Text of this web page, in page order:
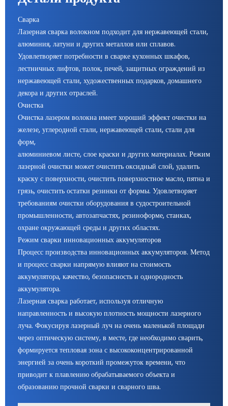
Сварка
Лазерная сварка волокном подходит для нержавеющей стали,
алюминия, латуни и других металлов или сплавов.
Удовлетворяет потребности в сварке кухонных шкафов,
лестничных лифтов, полок, печей, защитных ограждений из
нержавеющей стали, художественных подарков, домашнего
декора и других отраслей.
Очистка
Очистка лазером волокна имеет хороший эффект очистки на
железе, углеродной стали, нержавеющей стали, стали для
форм,
алюминиевом листе, слое краски и других материалах. Режим
лазерной очистки может очистить оксидный слой, удалить
краску с поверхности, очистить поверхностное масло, пятна и
грязь, очистить остатки резинки от формы. Удовлетворяет
требованиям очистки оборудования в судостроительной
промышленности, автозапчастях, резиноформе, станках,
охране окружающей среды и других областях.
Режим сварки инновационных аккумуляторов
Процесс производства инновационных аккумуляторов. Метод
и процесс сварки напрямую влияют на стоимость
аккумулятора, качество, безопасность и однородность
аккумулятора.
Лазерная сварка работает, используя отличную
направленность и высокую плотность мощности лазерного
луча. Фокусируя лазерный луч на очень маленькой площади
через оптическую систему, в месте, где необходимо сварить,
формируется тепловая зона с высококонцентрированной
энергией за очень короткий промежуток времени, что
приводит к плавлению обрабатываемого объекта и
образованию прочной сварки и сварного шва.